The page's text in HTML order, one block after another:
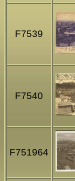
F7539
F7540
F751964